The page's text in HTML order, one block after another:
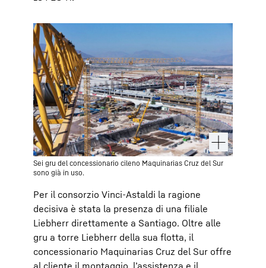
Sei gru del concessionario cileno Maquinarias Cruz del Sur
sono già in uso.
Per il consorzio Vinci-Astaldi la ragione
decisiva è stata la presenza di una filiale
Liebherr direttamente a Santiago. Oltre alle
gru a torre Liebherr della sua flotta, il
concessionario Maquinarias Cruz del Sur offre
al cliente il montaggio, l’assistenza e il